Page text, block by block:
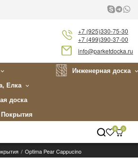
+7 (925)330-75-30
+7 (499)390-37-00
info@parketdocka.ru
Инженерная доска
Елка
доска
0 0
Optima Pear Cappucino